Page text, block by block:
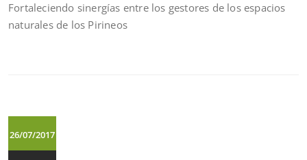
Fortaleciendo sinergías entre los gestores de los espacios
naturales de los Pirineos
26/07/2017